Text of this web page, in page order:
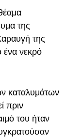
της
της
ένα νεκρό
καταλυμάτων
πριν
του ήταν